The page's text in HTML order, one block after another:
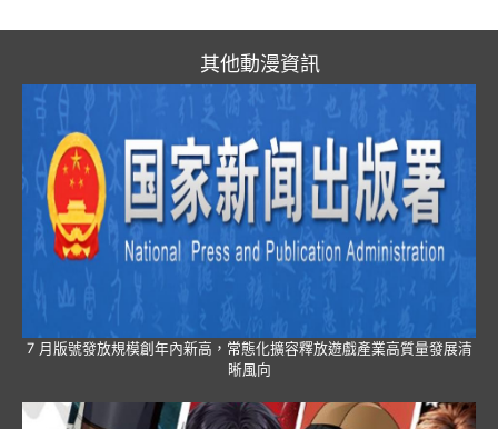
其他動漫資訊
7 月版號發放規模創年內新高，常態化擴容釋放遊戲產業高質量發展清
晰風向